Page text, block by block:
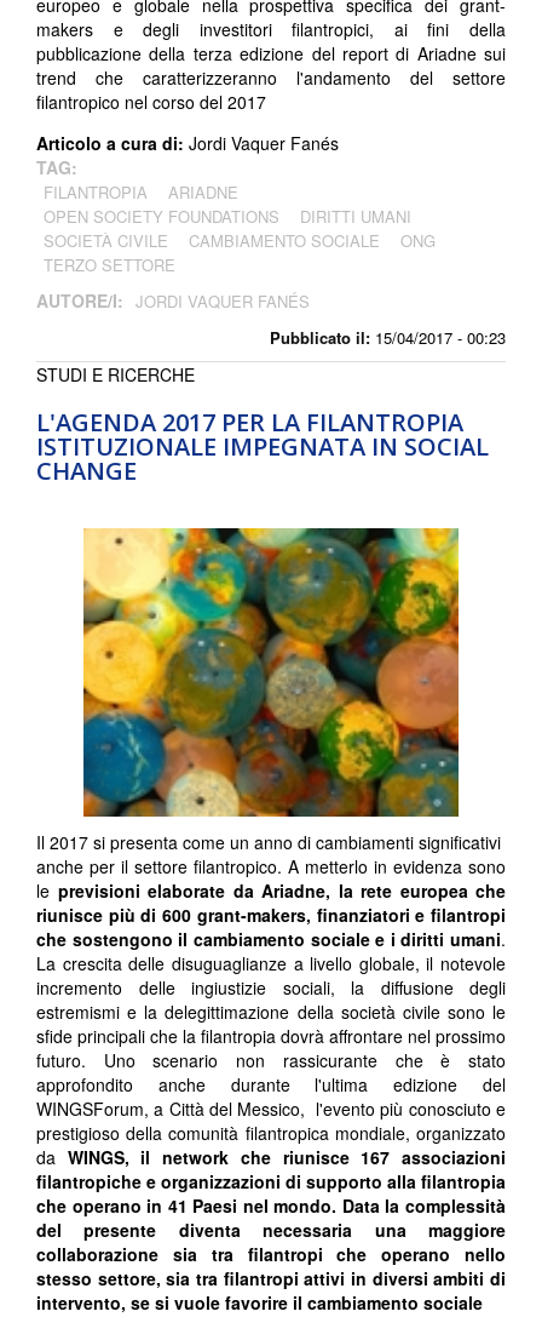
Pubblicato il: 15/04/2017 - 00:23
europeo e globale nella prospettiva specifica dei grant-
makers e degli investitori filantropici, ai fini della
pubblicazione della terza edizione del report di Ariadne sui
trend che caratterizzeranno l'andamento del settore
filantropico nel corso del 2017
Articolo a cura di: Jordi Vaquer Fanés
TAG:
FILANTROPIA
ARIADNE
OPEN SOCIETY FOUNDATIONS
DIRITTI UMANI
SOCIETÀ CIVILE
CAMBIAMENTO SOCIALE
ONG
TERZO SETTORE
AUTORE/I: JORDI VAQUER FANÉS
L'AGENDA 2017 PER LA FILANTROPIA
ISTITUZIONALE IMPEGNATA IN SOCIAL
CHANGE
STUDI E RICERCHE
Il 2017 si presenta come un anno di cambiamenti significativi
anche per il settore filantropico. A metterlo in evidenza sono
le previsioni elaborate da Ariadne, la rete europea che
riunisce più di 600 grant-makers, finanziatori e filantropi
che sostengono il cambiamento sociale e i diritti umani.
La crescita delle disuguaglianze a livello globale, il notevole
incremento delle ingiustizie sociali, la diffusione degli
estremismi e la delegittimazione della società civile sono le
sfide principali che la filantropia dovrà affrontare nel prossimo
futuro. Uno scenario non rassicurante che è stato
approfondito anche durante l'ultima edizione del
WINGSForum, a Città del Messico, l'evento più conosciuto e
prestigioso della comunità filantropica mondiale, organizzato
da WINGS, il network che riunisce 167 associazioni
filantropiche e organizzazioni di supporto alla filantropia
che operano in 41 Paesi nel mondo. Data la complessità
del presente diventa necessaria una maggiore
collaborazione sia tra filantropi che operano nello
stesso settore, sia tra filantropi attivi in diversi ambiti di
intervento, se si vuole favorire il cambiamento sociale